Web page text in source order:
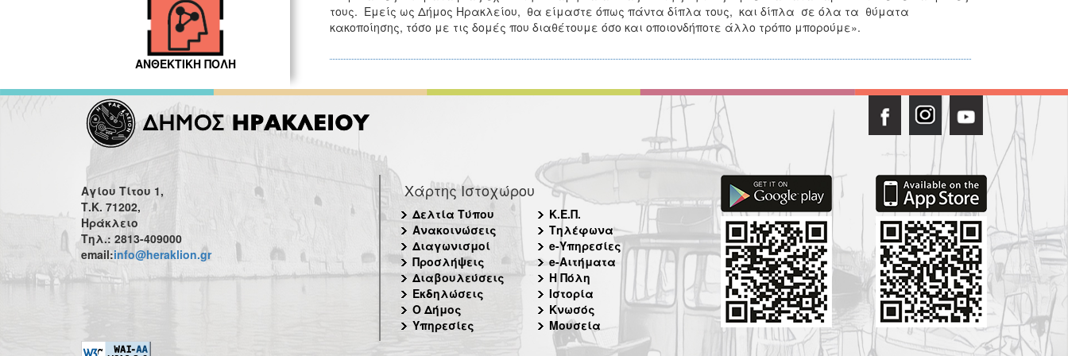
ΑΝΘΕΚΤΙΚΗ ΠΟΛΗ
τους. Εμείς ως Δήμος Ηρακλείου, θα είμαστε όπως πάντα δίπλα τους, και δίπλα σε όλα τα θύματα
κακοποίησης, τόσο με τις δομές που διαθέτουμε όσο και οποιονδήποτε άλλο τρόπο μπορούμε».
Αγίου Τίτου 1,
Τ.Κ. 71202,
Ηράκλειο
Τηλ.: 2813-409000
email:info@heraklion.gr
Χάρτης Ιστοχώρου
Δελτία Τύπου
Ανακοινώσεις
Διαγωνισμοί
Προσλήψεις
Διαβουλεύσεις
Εκδηλώσεις
Ο Δήμος
Υπηρεσίες
Κ.Ε.Π.
Τηλέφωνα
e-Υπηρεσίες
e-Αιτήματα
Η Πόλη
Ιστορία
Κνωσός
Μουσεία